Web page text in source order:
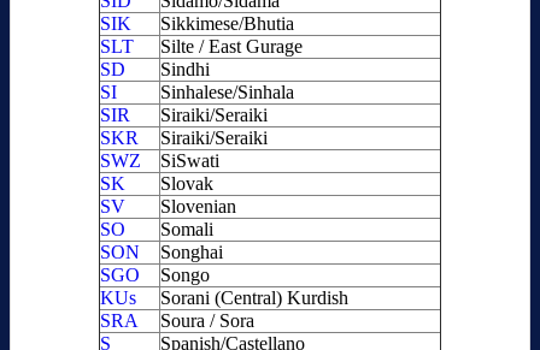
SIK
Sikkimese/Bhutia
SLT
Silte / East Gurage
SD
Sindhi
SI
Sinhalese/Sinhala
SIR
Siraiki/Seraiki
SKR
Siraiki/Seraiki
SWZ
SiSwati
SK
Slovak
SV
Slovenian
SO
Somali
SON
Songhai
SGO
Songo
KUs
Sorani (Central) Kurdish
SRA
Soura / Sora
S
Spanish/Castellano